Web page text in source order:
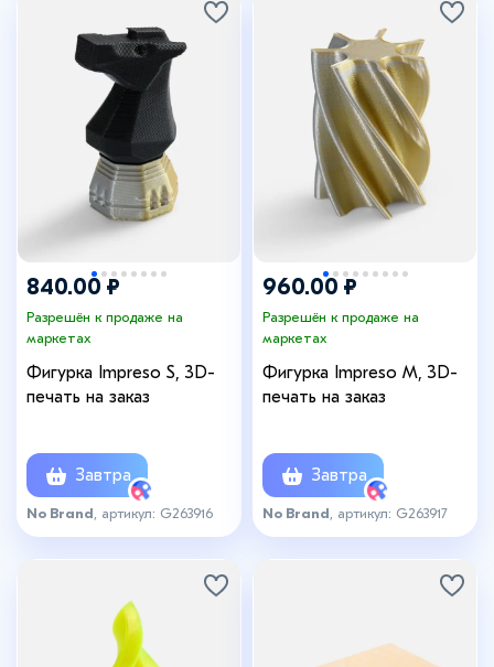
840.00 ₽
Разрешён к продаже на
маркетах
Фигурка Impreso S, 3D-
печать на заказ
Завтра
No Brand , артикул: G263916
960.00 ₽
Разрешён к продаже на
маркетах
Фигурка Impreso M, 3D-
печать на заказ
Завтра
No Brand , артикул: G263917